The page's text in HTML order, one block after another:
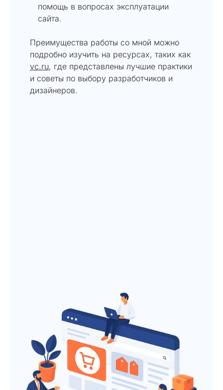
помощь в вопросах эксплуатации
сайта.
Преимущества работы со мной можно
подробно изучить на ресурсах, таких как
vc.ru, где представлены лучшие практики
и советы по выбору разработчиков и
дизайнеров.